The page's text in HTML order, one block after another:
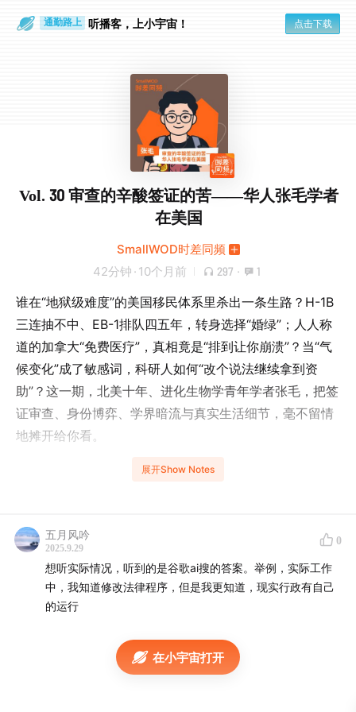
通勤路上 听播客，上小宇宙！ 点击下载
Vol. 30 审查的辛酸签证的苦——华人张毛学者
在美国
SmallWOD时差同频
42分钟 · 10个月前 297 · 1
谁在“地狱级难度”的美国移民体系里杀出一条生路？H-1B
三连抽不中、EB-1排队四五年，转身选择“婚绿”；人人称
道的加拿大“免费医疗”，真相竟是“排到让你崩溃”？当“气
候变化”成了敏感词，科研人如何“改个说法继续拿到资
助”？这一期，北美十年、进化生物学青年学者张毛，把签
证审查、身份博弈、学界暗流与真实生活细节，毫不留情
地摊开给你看。
除了收听我们的节目，也请下载 SmallWOD APP，来和
00:15 自我介绍：在美8年、加2年，进化生物学做faculty
学术界的工作签证现状与感受
H-1B抽签之痛：身边案例与“十年焦虑”
“婚绿”与配额现实：为何中国、印度是地狱级
收紧风向与政策博弈：政府表态vs.实际落地
“该扩还是该收？”马斯克与保护本土之争
展开Show Notes
五月风吟
2025.9.29
0
想听实际情况，听到的是谷歌ai搜的答案。举例，实际工作
中，我知道修改法律程序，但是我更知道，现实行政有自己
的运行
在小宇宙打开